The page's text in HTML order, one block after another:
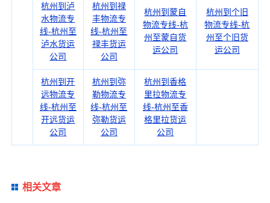
杭州到泸
水物流专
线-杭州至
泸水货运
公司
杭州到禄
丰物流专
线-杭州至
禄丰货运
公司
杭州到蒙自
物流专线-杭
州至蒙自货
运公司
杭州到个旧
物流专线-杭
州至个旧货
运公司
杭州到开
远物流专
线-杭州至
开远货运
公司
杭州到弥
勒物流专
线-杭州至
弥勒货运
公司
杭州到香格
里拉物流专
线-杭州至香
格里拉货运
公司
相关文章